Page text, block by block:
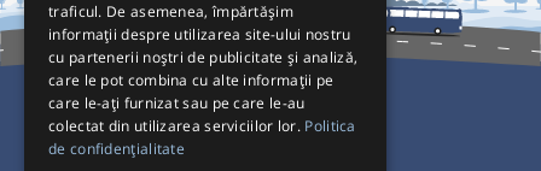
Pentru Călători
traficul. De asemenea, împărtășim
informații despre utilizarea site-ului nostru
cu partenerii noștri de publicitate și analiză,
care le pot combina cu alte informații pe
care le-ați furnizat sau pe care le-au
colectat din utilizarea serviciilor lor. Politica
de confidențialitate